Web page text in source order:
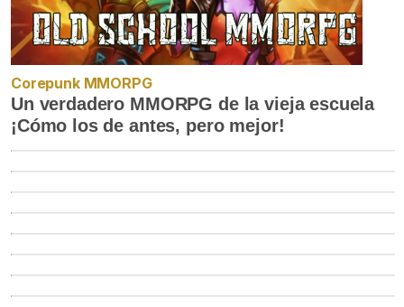
Corepunk MMORPG
Un verdadero MMORPG de la vieja escuela
¡Cómo los de antes, pero mejor!